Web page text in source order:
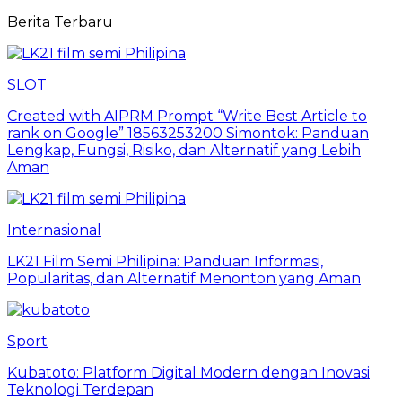
Berita Terbaru
SLOT
Created with AIPRM Prompt “Write Best Article to
rank on Google” 18563253200 Simontok: Panduan
Lengkap, Fungsi, Risiko, dan Alternatif yang Lebih
Aman
Internasional
LK21 Film Semi Philipina: Panduan Informasi,
Popularitas, dan Alternatif Menonton yang Aman
Sport
Kubatoto: Platform Digital Modern dengan Inovasi
Teknologi Terdepan